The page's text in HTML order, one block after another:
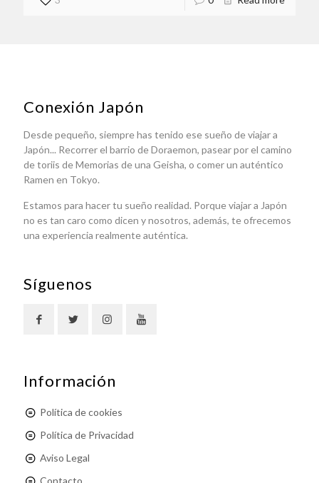
Conexión Japón
Desde pequeño, siempre has tenido ese sueño de viajar a
Japón... Recorrer el barrio de Doraemon, pasear por el camino
de toriis de Memorias de una Geisha, o comer un auténtico
Ramen en Tokyo.
Estamos para hacer tu sueño realidad. Porque viajar a Japón
no es tan caro como dicen y nosotros, además, te ofrecemos
una experiencia realmente auténtica.
Síguenos
Información
Política de cookies
Política de Privacidad
Aviso Legal